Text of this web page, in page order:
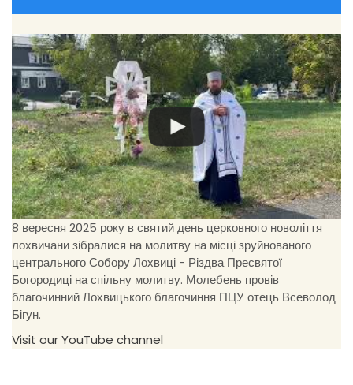
8 вересня 2025 року в святий день церковного новоліття
лохвичани зібралися на молитву на місці зруйнованого
центрального Собору Лохвиці - Різдва Пресвятої
Богородиці на спільну молитву. Молебень провів
благочинний Лохвицького благочиння ПЦУ отець Всеволод
Бігун.
Visit our YouTube channel